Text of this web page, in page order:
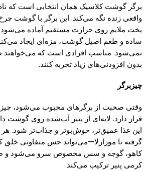
برگر گوشت کلاسیک همان انتخابی استکه
واقعی زنده نگه می‌کند. این برگر باگوشت
پخت ملایم روی حرارت مستقیم آماده می‌شود
ساده و طعم اصیلگوشت، مزه‌ای ایجاد می‌
نمی‌شود. مناسب افرادی استکه می‌خواهند
بدون افزودنی‌های زیاد تجربهکنند.
چیزبرگر
وقتی صحبت از برگرهای محبوب می‌شود،
قرار دارد. لایه‌ای از پنیرآب‌شده رویگوشت
این غذا عمیق‌تر ، خوش‌بوتر و جذاب‌تر شود. هر
گرفته تا موزارلا—می‌تواند حس متفاوتی خلق
کاهو،گوجه و سس مخصوص سرو می‌شود و
کرمی پنیر ترکیب می‌کند.